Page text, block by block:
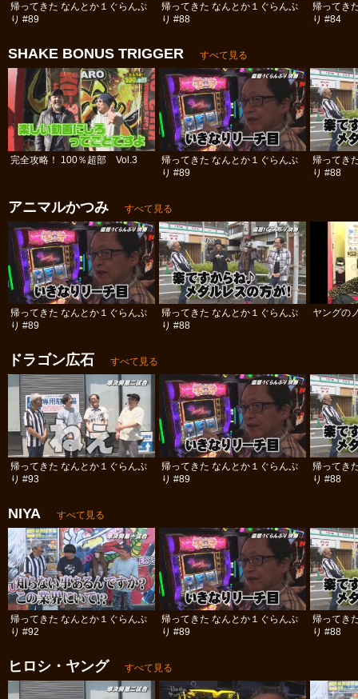
帰ってきた なんとか１ぐらんぷ
り #89
帰ってきた なんとか１ぐらんぷ
り #88
帰ってき
り #84
SHAKE BONUS TRIGGER すべて見る
完全攻略！ 100％超部 Vol.3
帰ってきた なんとか１ぐらんぷ
り #89
帰ってき
り #88
アニマルかつみ すべて見る
帰ってきた なんとか１ぐらんぷ
り #89
帰ってきた なんとか１ぐらんぷ
り #88
ヤングの
ドラゴン広石 すべて見る
帰ってきた なんとか１ぐらんぷ
り #93
帰ってきた なんとか１ぐらんぷ
り #89
帰ってき
り #88
NIYA すべて見る
帰ってきた なんとか１ぐらんぷ
り #92
帰ってきた なんとか１ぐらんぷ
り #89
帰ってき
り #88
ヒロシ・ヤング すべて見る